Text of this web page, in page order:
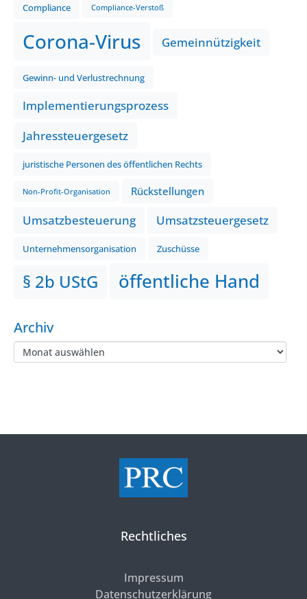
Compliance Compliance-Verstoß
Corona-Virus Gemeinnützigkeit
Gewinn- und Verlustrechnung
Implementierungsprozess
Jahressteuergesetz
juristische Personen des öffentlichen Rechts
Non-Profit-Organisation Rückstellungen
Umsatzbesteuerung Umsatzsteuergesetz
Unternehmensorganisation Zuschüsse
§ 2b UStG öffentliche Hand
Archiv
Rechtliches
Impressum
Datenschutzerklärung